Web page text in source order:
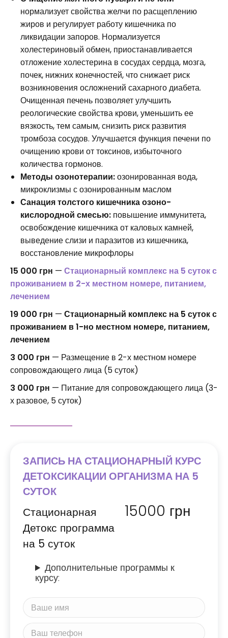
нормализует свойства желчи по расщеплению
жиров и регулирует работу кишечника по
ликвидации запоров. Нормализуется
холестериновый обмен, приостанавливается
отложение холестерина в сосудах сердца, мозга,
почек, нижних конечностей, что снижает риск
возникновения осложнений сахарного диабета.
Очищенная печень позволяет улучшить
реологические свойства крови, уменьшить ее
вязкость, тем самым, снизить риск развития
тромбоза сосудов. Улучшается функция печени по
очищению крови от токсинов, избыточного
количества гормонов.
Методы озонотерапии:озонированная вода,
микроклизмы с озонированным маслом
Санация толстого кишечника озоно-
кислородной смесью: повышение иммунитета,
освобождение кишечника от каловых камней,
выведение слизи и паразитов из кишечника,
восстановление микрофлоры
15 000 грн — Стационарный комплекс на 5 суток с
проживанием в 2-х местном номере, питанием,
лечением
19 000 грн — Стационарный комплекс на 5 суток с
проживанием в 1-но местном номере, питанием,
лечением
3 000 грн — Размещение в 2-х местном номере
сопровождающего лица (5 суток)
3 000 грн — Питание для сопровождающего лица (3-
х разовое, 5 суток)
ЗАПИСЬ НА СТАЦИОНАРНЫЙ КУРС
ДЕТОКСИКАЦИИ ОРГАНИЗМА НА 5
СУТОК
Стационарная
Детокс программа
на 5 суток
15000 грн
Дополнительные программы к
курсу: